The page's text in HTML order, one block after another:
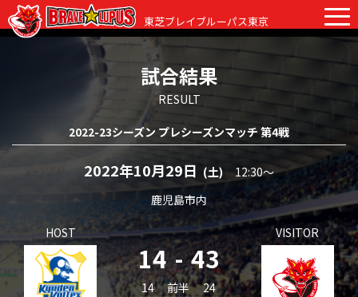
東芝ブレイブルーパス東京
グッズ ファンクラブ
観戦ガイド
初めての観戦
ラグビーって何？
会場紹介
クラブからのお願い
ニュース
試合日程・結果
選手・スタッフ
選手
スタッフ
クラブ情報
クラブ情報
アカデミー
試合結果
RESULT
2022-23シーズン プレシーズンマッチ 第4戦
2022年10月29日 (土)
12:30〜
鹿児島市内
HOST
14 - 43
14 前半
24
VISITOR